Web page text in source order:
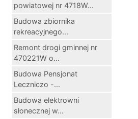
powiatowej nr 4718W...
Budowa zbiornika
rekreacyjnego...
Remont drogi gminnej nr
470221W o...
Budowa Pensjonat
Leczniczo -...
Budowa elektrowni
słonecznej w...